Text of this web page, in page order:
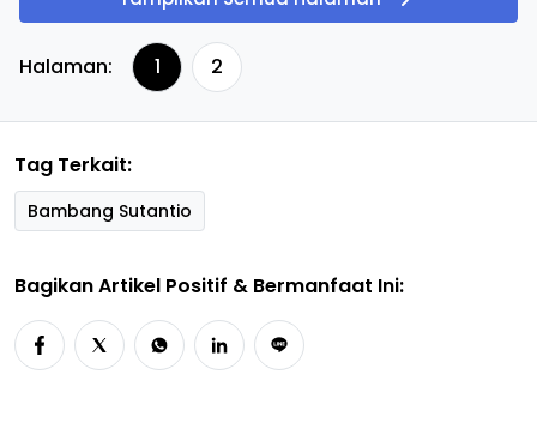
Halaman: 1 2
Tag Terkait:
Bambang Sutantio
Bagikan Artikel Positif & Bermanfaat Ini: